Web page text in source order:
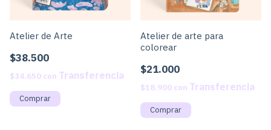
Atelier de Arte
$38.500
$34.650 con
Atelier de arte para
colorear
$21.000
$18.900 con